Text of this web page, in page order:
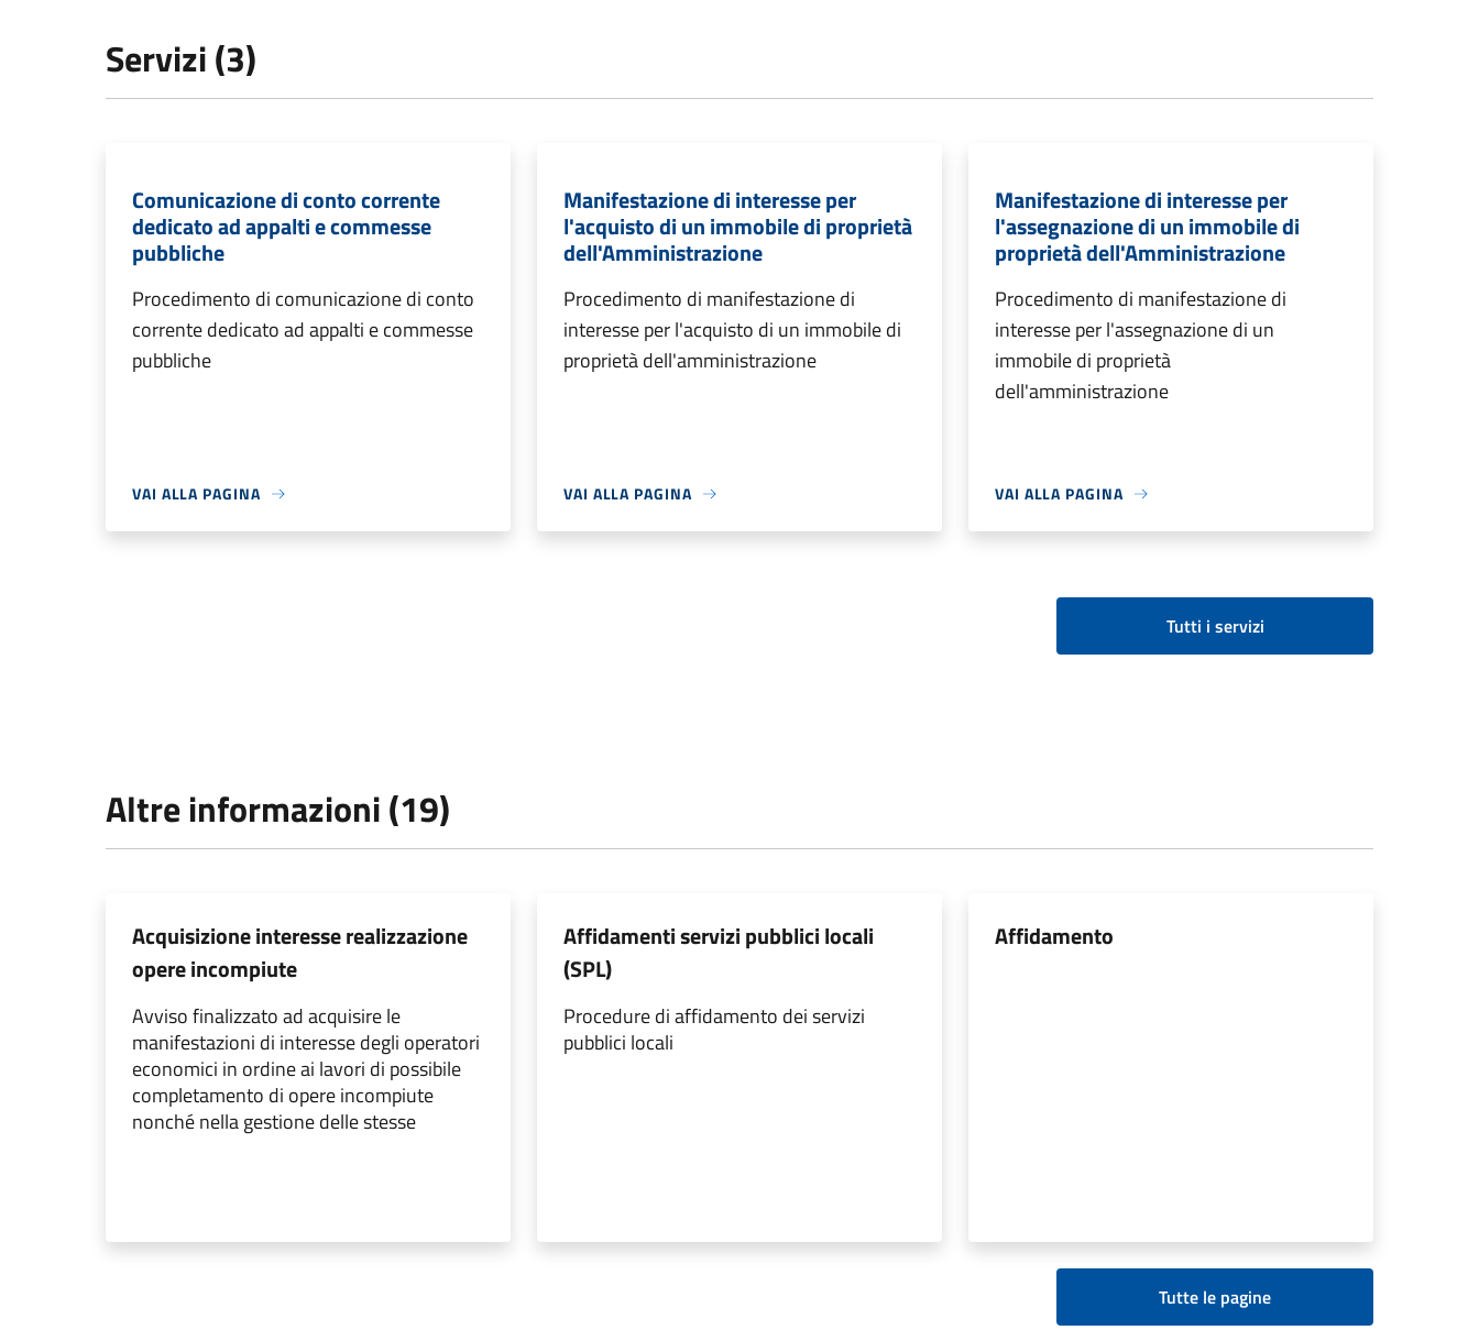
Servizi (3)
Comunicazione di conto corrente
dedicato ad appalti e commesse
pubbliche
Procedimento di comunicazione di conto
corrente dedicato ad appalti e commesse
pubbliche
VAI ALLA PAGINA
Manifestazione di interesse per
l'acquisto di un immobile di proprietà
dell'Amministrazione
Procedimento di manifestazione di
interesse per l'acquisto di un immobile di
proprietà dell'amministrazione
VAI ALLA PAGINA
Manifestazione di interesse per
l'assegnazione di un immobile di
proprietà dell'Amministrazione
Procedimento di manifestazione di
interesse per l'assegnazione di un
immobile di proprietà
dell'amministrazione
VAI ALLA PAGINA
Tutti i servizi
Altre informazioni (19)
Acquisizione interesse realizzazione
opere incompiute
Avviso finalizzato ad acquisire le
manifestazioni di interesse degli operatori
economici in ordine ai lavori di possibile
completamento di opere incompiute
nonché nella gestione delle stesse
Affidamenti servizi pubblici locali
(SPL)
Procedure di affidamento dei servizi
pubblici locali
Affidamento
Tutte le pagine